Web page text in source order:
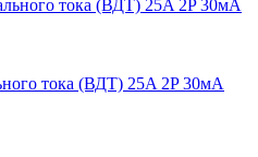
тока (ВДТ) 25A 2P 30мА